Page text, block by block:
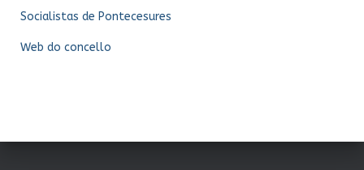
Socialistas de Pontecesures
Web do concello